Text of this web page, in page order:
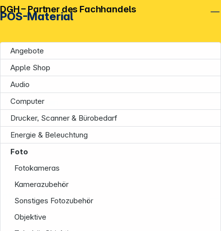
POS-Material
Angebote
Apple Shop
Audio
Computer
Drucker, Scanner & Bürobedarf
Energie & Beleuchtung
Foto
Fotokameras
Kamerazubehör
Sonstiges Fotozubehör
Objektive
DGH – Partner des Fachhandels
Unternehmen
Informationen